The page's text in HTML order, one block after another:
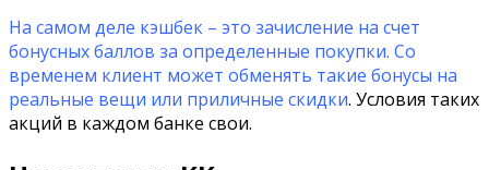
На самом деле кэшбек – это зачисление на счет
бонусных баллов за определенные покупки. Со
временем клиент может обменять такие бонусы на
реальные вещи или приличные скидки. Условия таких
акций в каждом банке свои.